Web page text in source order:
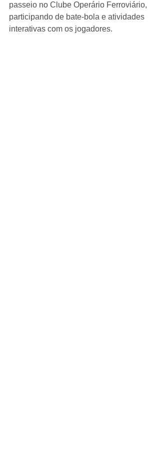
passeio no Clube Operário Ferroviário,
participando de bate-bola e atividades
interativas com os jogadores.